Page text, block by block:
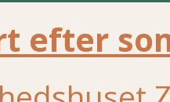
efter